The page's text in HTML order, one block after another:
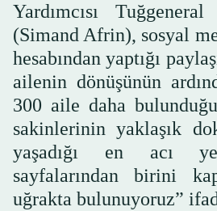
Yardımcısı
(Simand Afrin), sosyal
hesabından yaptığı
ailenin dönüşünün
300 aile daha
sakinlerinin yaklaşık
yaşadığı en acı
sayfalarından birini
uğrakta bulunuyoruz”